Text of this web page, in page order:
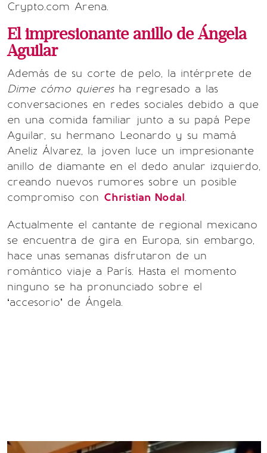
Crypto.com Arena.
El impresionante anillo de Ángela
Aguilar
Además de su corte de pelo, la intérprete de
Dime cómo quieres ha regresado a las
conversaciones en redes sociales debido a que
en una comida familiar junto a su papá Pepe
Aguilar, su hermano Leonardo y su mamá
Aneliz Álvarez, la joven luce un impresionante
anillo de diamante en el dedo anular izquierdo,
creando nuevos rumores sobre un posible
compromiso con Christian Nodal.
Actualmente el cantante de regional mexicano
se encuentra de gira en Europa, sin embargo,
hace unas semanas disfrutaron de un
romántico viaje a París. Hasta el momento
ninguno se ha pronunciado sobre el
‘accesorio’ de Ángela.